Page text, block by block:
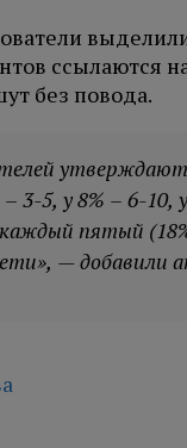
ссылаются
без повода.
3-5, у 8% – 6-10,
пятый
— добавили